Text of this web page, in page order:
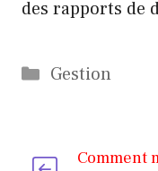
des rapports de
Catégories
Gestion
Comment